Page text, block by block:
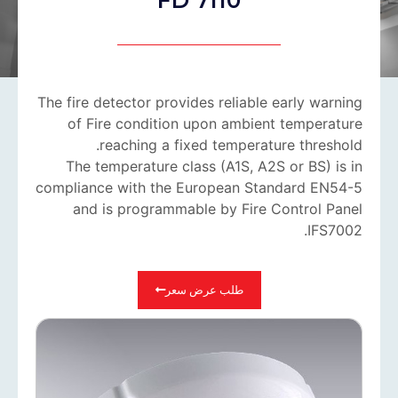
The fire detector provides reliable early warning
of Fire condition upon ambient temperature
reaching a fixed temperature threshold.
The temperature class (A1S, A2S or BS) is in
compliance with the European Standard EN54-5
and is programmable by Fire Control Panel
IFS7002.
طلب عرض سعر